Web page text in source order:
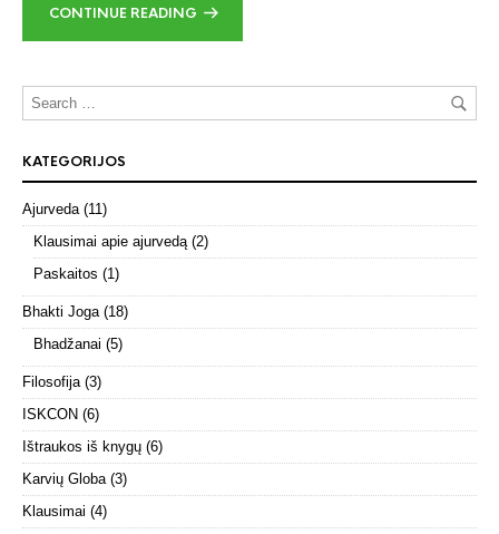
CONTINUE READING
KATEGORIJOS
Ajurveda(11)
Klausimai apie ajurvedą(2)
Paskaitos (1)
Bhakti Joga(18)
Bhadžanai (5)
Filosofija(3)
ISKCON (6)
Ištraukos iš knygų (6)
Karvių Globa(3)
Klausimai (4)